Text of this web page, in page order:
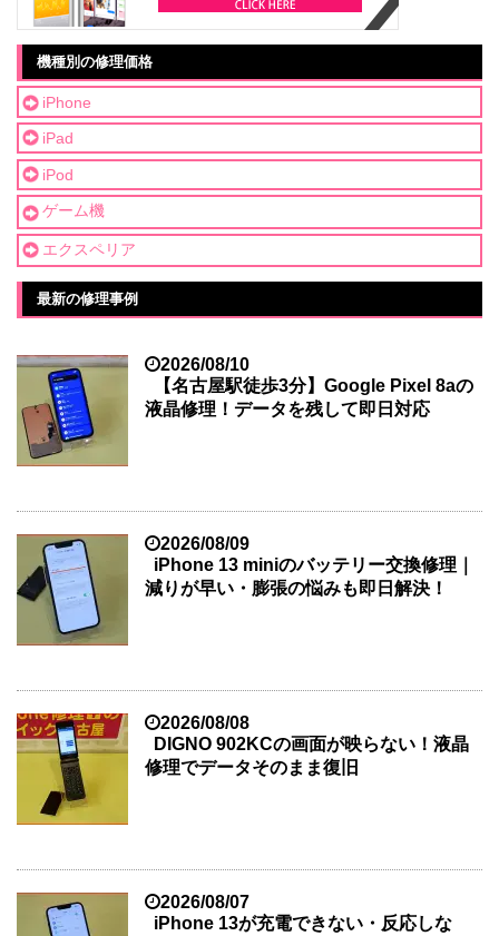
機種別の修理価格
iPhone
iPad
iPod
ゲーム機
エクスペリア
最新の修理事例
2026/08/10
【名古屋駅徒歩3分】Google Pixel 8aの
液晶修理！データを残して即日対応
2026/08/09
iPhone 13 miniのバッテリー交換修理｜
減りが早い・膨張の悩みも即日解決！
2026/08/08
DIGNO 902KCの画面が映らない！液晶
修理でデータそのまま復旧
2026/08/07
iPhone 13が充電できない・反応しな